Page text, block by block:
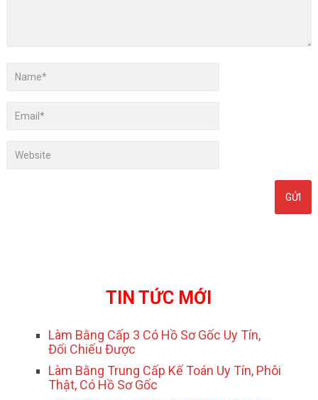
TIN TỨC MỚI
Làm Bằng Cấp 3 Có Hồ Sơ Gốc Uy Tín,
Đối Chiếu Được
Làm Bằng Trung Cấp Kế Toán Uy Tín, Phôi
Thật, Có Hồ Sơ Gốc